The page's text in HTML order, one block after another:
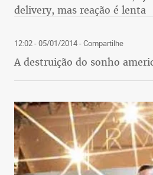
delivery, mas reação é lenta
12:02 - 05/01/2014- Compartilhe
A destruição do sonho